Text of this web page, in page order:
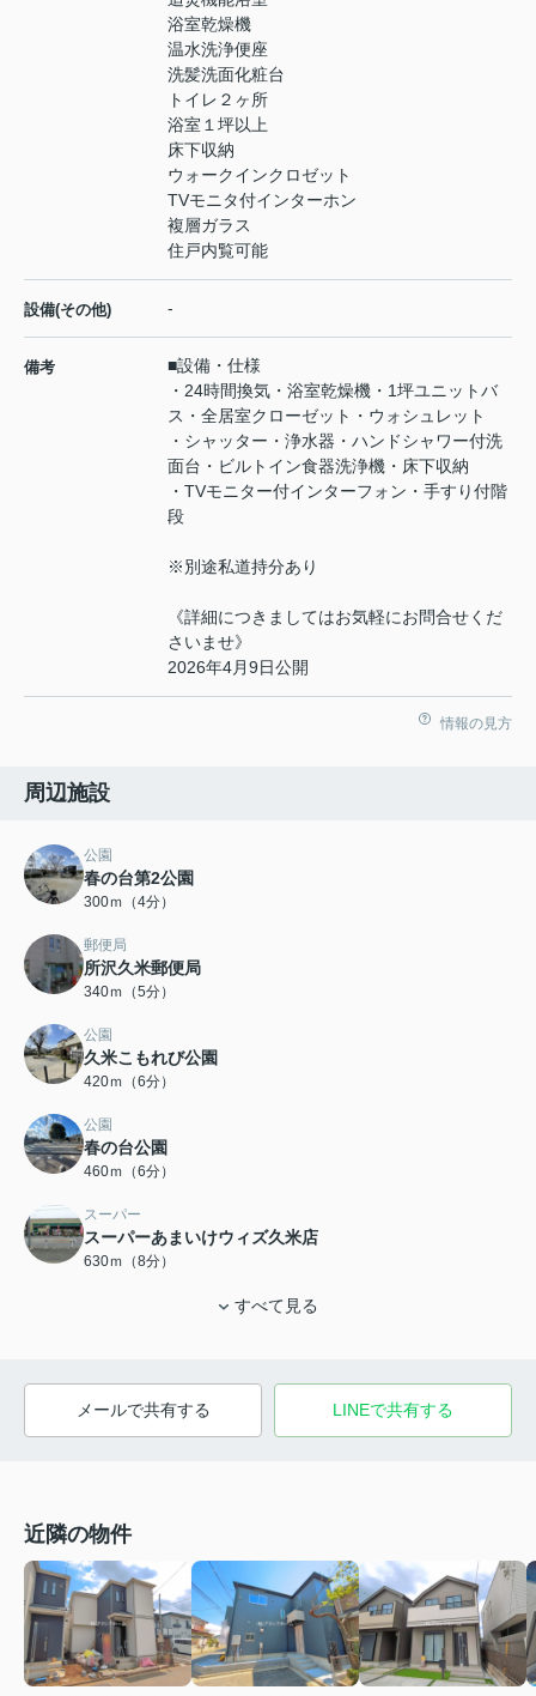
浴室乾燥機
温水洗浄便座
洗髪洗面化粧台
トイレ２ヶ所
浴室１坪以上
床下収納
ウォークインクロゼット
TVモニタ付インターホン
複層ガラス
住戸内覧可能
設備(その他) -
備考
■設備・仕様
・24時間換気・浴室乾燥機・1坪ユニットバ
ス・全居室クローゼット・ウォシュレット
・シャッター・浄水器・ハンドシャワー付洗
面台・ビルトイン食器洗浄機・床下収納
・TVモニター付インターフォン・手すり付階
段
※別途私道持分あり
《詳細につきましてはお気軽にお問合せくだ
さいませ》
2026年4月9日公開
情報の見方
周辺施設
公園
春の台第2公園
300ｍ（4分）
郵便局
所沢久米郵便局
340ｍ（5分）
公園
久米こもれび公園
420ｍ（6分）
公園
春の台公園
460ｍ（6分）
スーパー
スーパーあまいけウィズ久米店
630ｍ（8分）
すべて見る
メールで共有する LINEで共有する
近隣の物件